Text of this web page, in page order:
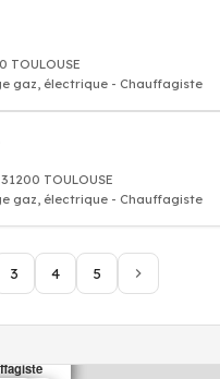
TOULOUSE
gaz, électrique - Chauffagiste
TOULOUSE
gaz, électrique - Chauffagiste
3 4 5